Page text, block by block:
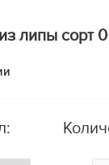
липы сорт